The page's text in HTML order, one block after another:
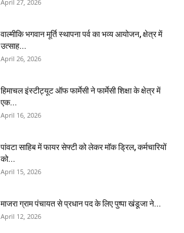
April 27, 2026
वाल्मीकि भगवान मूर्ति स्थापना पर्व का भव्य आयोजन, क्षेत्र में
उत्साह...
April 26, 2026
हिमाचल इंस्टीट्यूट ऑफ फार्मेसी ने फार्मेसी शिक्षा के क्षेत्र में
एक...
April 16, 2026
पांवटा साहिब में फायर सेफ्टी को लेकर मॉक ड्रिल, कर्मचारियों
को...
April 15, 2026
माजरा ग्राम पंचायत से प्रधान पद के लिए पुष्पा खंडूजा ने...
April 12, 2026